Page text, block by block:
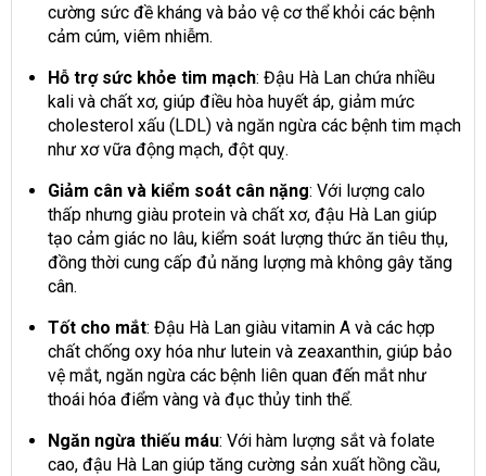
cường sức đề kháng và bảo vệ cơ thể khỏi các bệnh
cảm cúm, viêm nhiễm.
Hỗ trợ sức khỏe tim mạch: Đậu Hà Lan chứa nhiều
kali và chất xơ, giúp điều hòa huyết áp, giảm mức
cholesterol xấu (LDL) và ngăn ngừa các bệnh tim mạch
như xơ vữa động mạch, đột quỵ.
Giảm cân và kiểm soát cân nặng: Với lượng calo
thấp nhưng giàu protein và chất xơ, đậu Hà Lan giúp
tạo cảm giác no lâu, kiểm soát lượng thức ăn tiêu thụ,
đồng thời cung cấp đủ năng lượng mà không gây tăng
cân.
Tốt cho mắt: Đậu Hà Lan giàu vitamin A và các hợp
chất chống oxy hóa như lutein và zeaxanthin, giúp bảo
vệ mắt, ngăn ngừa các bệnh liên quan đến mắt như
thoái hóa điểm vàng và đục thủy tinh thể.
Ngăn ngừa thiếu máu: Với hàm lượng sắt và folate
cao, đậu Hà Lan giúp tăng cường sản xuất hồng cầu,